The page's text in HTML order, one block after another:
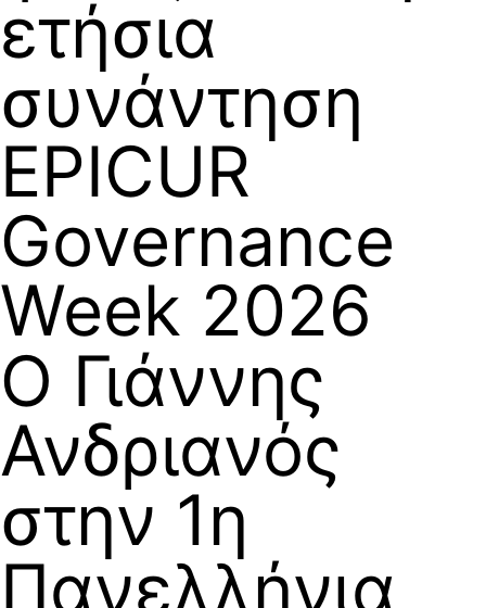
ετήσια
συνάντηση
EPICUR
Governance
Week 2026
Ο Γιάννης
Ανδριανός
στην 1η
Πανελλήνια